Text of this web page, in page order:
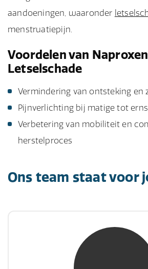
aandoeningen, waaronder
menstruatiepijn.
Voordelen van
Letselschade
Vermindering van ontsteking en
Pijnverlichting bij matige tot
Verbetering van mobiliteit en
herstelproces
Ons team staat voor
mw. mr. S.
NIVRE Register-